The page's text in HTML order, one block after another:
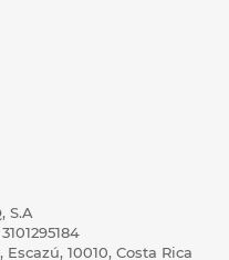
S.A
10010, Costa Rica